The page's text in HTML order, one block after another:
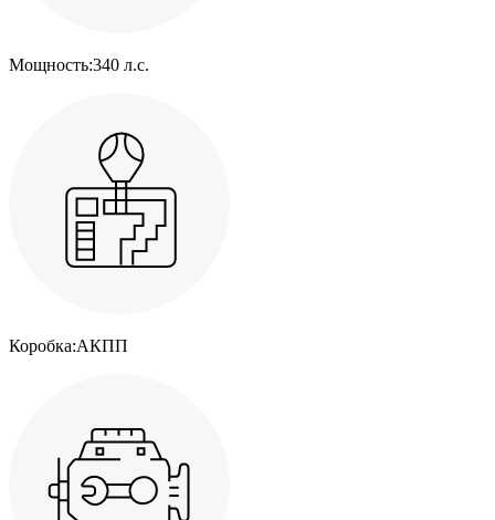
Мощность:340 л.с.
Коробка:АКПП